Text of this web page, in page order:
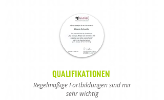
QUALIFIKATIONEN
Regelmäßige Fortbildungen sind mir
sehr wichtig